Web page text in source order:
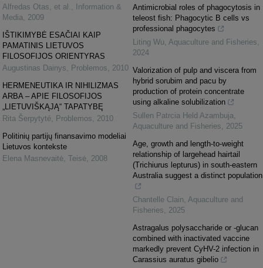
Alfredas Otas, et al. ,
Information &
Media, 2009
IŠTIKIMYBĖ ESAČIAI KAIP
PAMATINIS LIETUVOS
FILOSOFIJOS ORIENTYRAS
Augustinas Dainys, Problemos, 2010
HERMENEUTIKA IR NIHILIZMAS
ARBA – APIE FILOSOFIJOS
„LIETUVIŠKĄJĄ“ TAPATYBĘ
Rita Šerpytyté, Problemos, 2010
Politinių partijų finansavimo modeliai
Lietuvos kontekste
Elena Masnevaitė, Teisė, 2008
Antimicrobial roles of phagocytosis in
teleost fish: Phagocytic B cells vs
professional phagocytes
Liting Wu, Aquaculture and Fisheries,
2024
Valorization of pulp and viscera from
hybrid sorubim and pacu by
production of protein concentrate
using alkaline solubilization
Sullen Patrcia Held Azambuja,
Aquaculture and Fisheries, 2025
Age, growth and length-to-weight
relationship of largehead hairtail
(Trichiurus lepturus) in south-eastern
Australia suggest a distinct population
Chantelle Clain, Aquaculture and
Fisheries, 2025
Astragalus polysaccharide or -glucan
combined with inactivated vaccine
markedly prevent CyHV-2 infection in
Carassius auratus gibelio